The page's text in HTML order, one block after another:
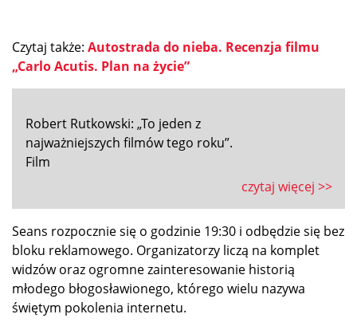
Czytaj także: Autostrada do nieba. Recenzja filmu
„Carlo Acutis. Plan na życie”
Robert Rutkowski: „To jeden z
najważniejszych filmów tego roku”.
Film
czytaj więcej >>
Seans rozpocznie się o godzinie 19:30 i odbędzie się bez
bloku reklamowego. Organizatorzy liczą na komplet
widzów oraz ogromne zainteresowanie historią
młodego błogosławionego, którego wielu nazywa
świętym pokolenia internetu.